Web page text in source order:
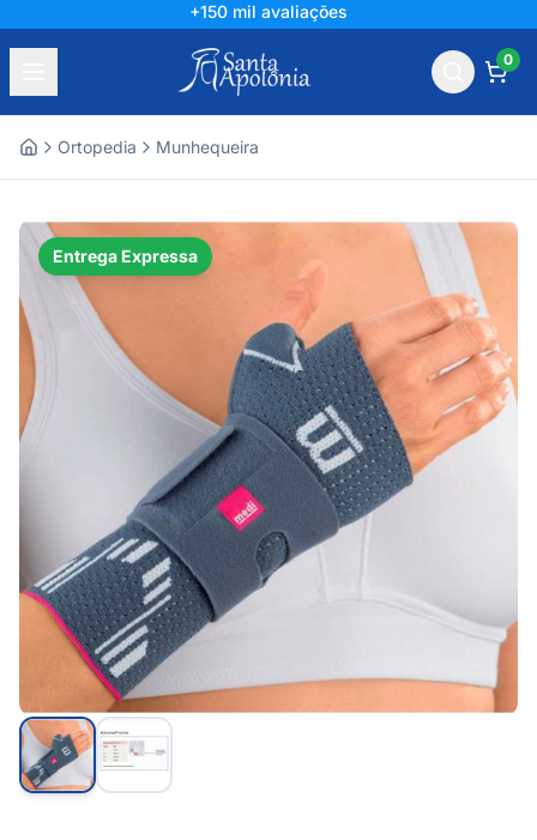
+150 mil avaliações
0
Ortopedia Munhequeira
Entrega Expressa